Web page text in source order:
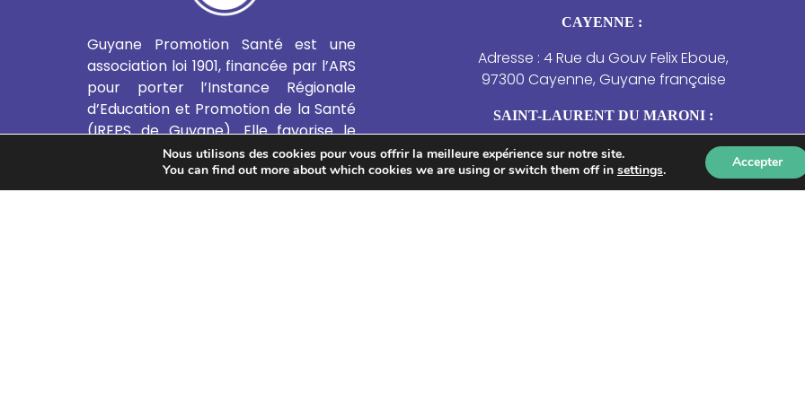
Guyane Promotion Santé est une
association loi 1901, financée par l’ARS
pour porter l’Instance Régionale
d’Education et Promotion de la Santé
(IREPS de Guyane). Elle favorise le
développement de l’Education et de
la Promotion de la Santé et de
l’Education Thérapeutique du Patient
CAYENNE :
Adresse : 4 Rue du Gouv Felix Eboue,
97300 Cayenne, Guyane française
SAINT-LAURENT DU MARONI :
Adresse : 4 Résidence des Jasmins –
21 rue de la Marne, Saint-Laurent-du-
Maroni.
Nous utilisons des cookies pour vous offrir la meilleure expérience sur notre site.
You can find out more about which cookies we are using or switch them off in settings. Accepter